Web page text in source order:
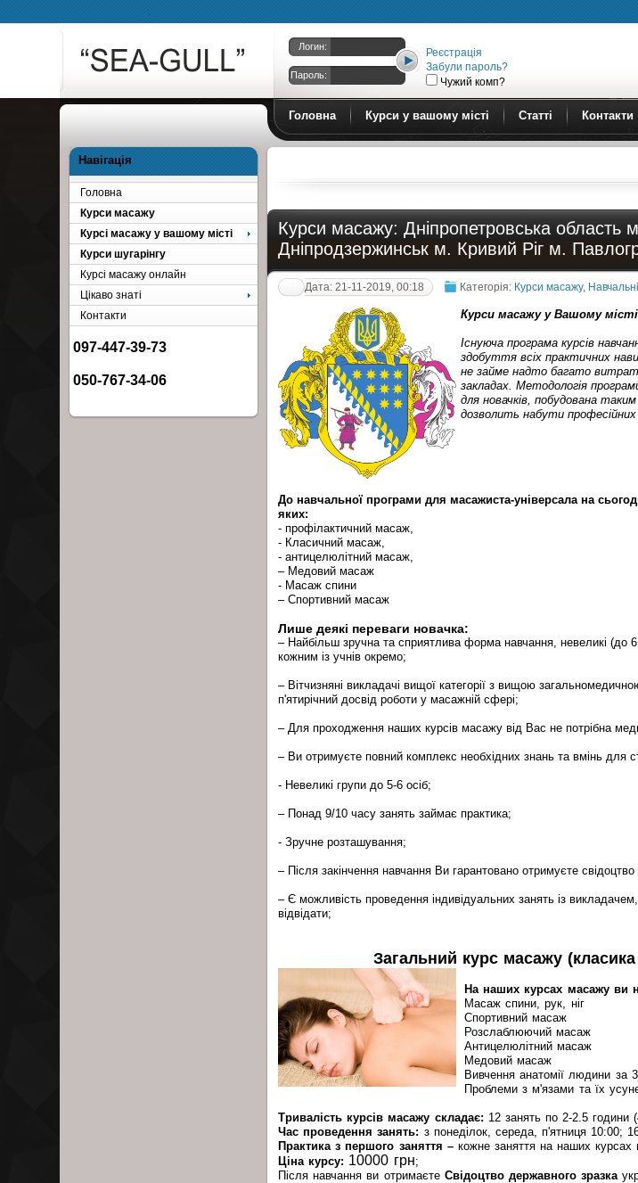
Курси масажу
Логин:
Пароль:
Реєстрація
Забули пароль?
Чужий комп?
Головна Курси у вашому місті Статті Контакти
Курси масажу: Дніпропетровська область
Дніпродзержинськ м. Кривий Ріг м.
Дата: 21-11-2019, 00:18 Категорія: Курси масажу,
Курси масажу у Вашому місті
Існуюча програма курсів
здобуття всіх практичних
не займе надто багато
закладах. Методологія
для новачків, побудована
дозволить набути
До навчальної програми для масажиста-універсала на
яких:
- профілактичний масаж,
- Класичний масаж,
- антицелюлітний масаж,
– Медовий масаж
- Масаж спини
– Спортивний масаж
Лише деякі переваги новачка:
– Найбільш зручна та сприятлива форма навчання, невеликі (до
кожним із учнів окремо;
– Вітчизняні викладачі вищої категорії з вищою
п'ятирічний досвід роботи у масажній сфері;
– Для проходження наших курсів масажу від Вас не потрібна
– Ви отримуєте повний комплекс необхідних знань та вмінь для
- Невеликі групи до 5-6 осіб;
– Понад 9/10 часу занять займає практика;
- Зручне розташування;
– Після закінчення навчання Ви гарантовано отримуєте свідоцтво
– Є можливість проведення індивідуальних занять із
відвідати;
Загальний курс масажу
На наших курсах масажу ви
Масаж спини, рук, ніг
Спортивний масаж
Розслаблюючий масаж
Антицелюлітний масаж
Медовий масаж
Вивчення анатомії людини за
Проблеми з м'язами та їх
Тривалість курсів масажу складає: 12 занять по 2-2.5 години
Час проведення занять: з понеділок, середа, п'ятниця 10:00;
Практика з першого заняття –кожне заняття на наших курсах
Ціна курсу: 10000 грн;
Після навчання ви отримаєте Свідоцтво державного зразка
Навігація
Головна
Курси масажу
Курсі масажу у вашому місті
Курси шугарінгу
Курсі масажу онлайн
Цікаво знаті
Контакти
097-447-39-73
050-767-34-06